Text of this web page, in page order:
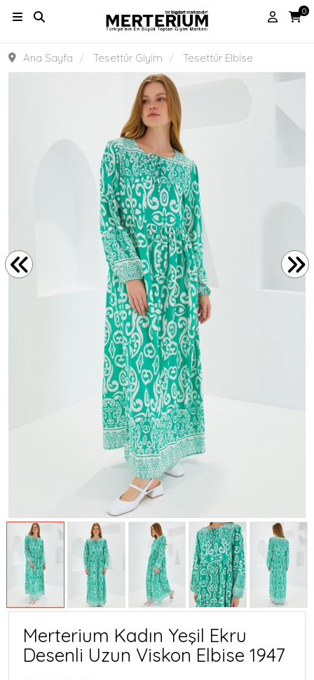
0
Ana Sayfa Tesettür Giyim Tesettür Elbise
Merterium Kadın Yeşil Ekru
Desenli Uzun Viskon Elbise 1947